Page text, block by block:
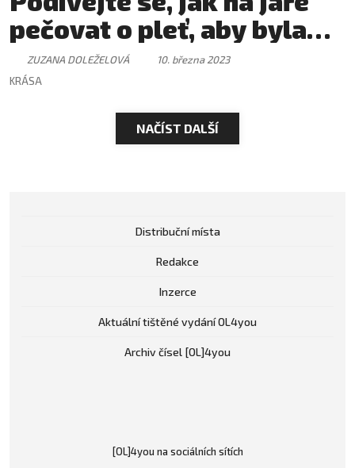
pečovat o pleť, aby byla
svěží a krásná
ZUZANA DOLEŽELOVÁ
10. března 2023
KRÁSA
NAČÍST DALŠÍ
Distribuční místa
Redakce
Inzerce
Aktuální tištěné vydání OL4you
Archiv čísel [OL]4you
[OL]4you na sociálních sítích